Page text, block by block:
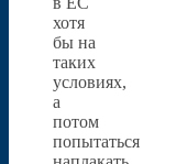
хотя
бы на
таких
условиях,
а
потом
попытаться